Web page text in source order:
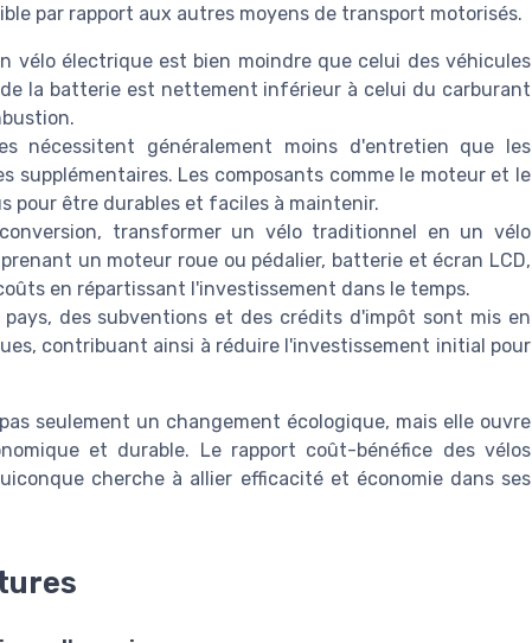
par rapport aux autres moyens de transport motorisés.
vélo électrique est bien moindre que celui des véhicules
la batterie est nettement inférieur à celui du carburant
nécessitent généralement moins d'entretien que les
supplémentaires. Les composants comme le moteur et le
pour être durables et faciles à maintenir.
transformer un vélo traditionnel en un vélo
un moteur roue ou pédalier, batterie et écran LCD,
en répartissant l'investissement dans le temps.
pays, des subventions et des crédits d'impôt sont mis en
contribuant ainsi à réduire l'investissement initial pour
seulement un changement écologique, mais elle ouvre
et durable. Le rapport coût-bénéfice des vélos
cherche à allier efficacité et économie dans ses